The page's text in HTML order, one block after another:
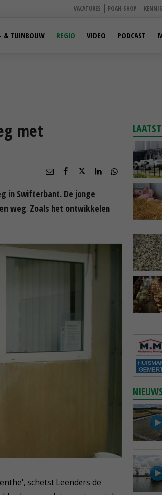
VACATURES POAH-SHOP
& TUINBOUW REGIO VIDEO PODCAST
met
in Swifterbant. De jonge
weg. Zoals het ontwikkelen
schetst Leenders de